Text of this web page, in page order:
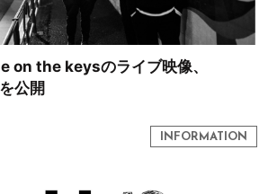
on the keysのライブ映像、
公開